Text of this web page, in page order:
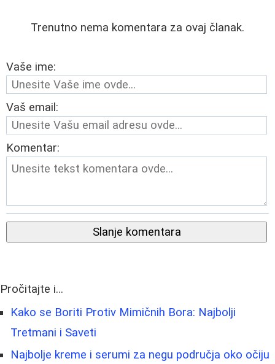
Trenutno nema komentara za ovaj članak.
Vaše ime:
Vaš email:
Komentar:
Slanje komentara
Pročitajte i...
Kako se Boriti Protiv Mimičnih Bora: Najbolji
Tretmani i Saveti
Najbolje kreme i serumi za negu područja oko očiju